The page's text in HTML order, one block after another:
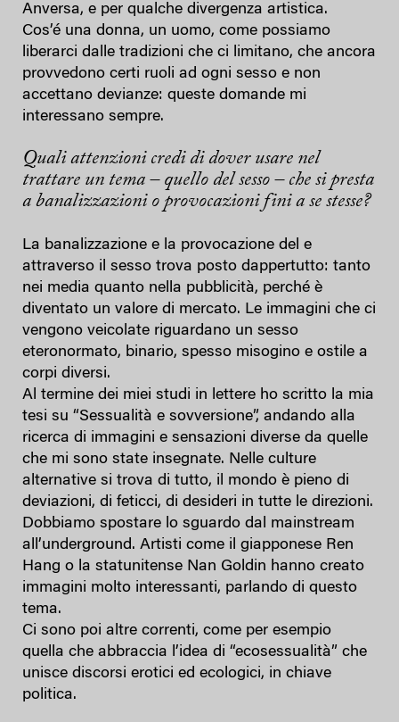
Anversa, e per qualche divergenza artistica.
Cos’é una donna, un uomo, come possiamo
liberarci dalle tradizioni che ci limitano, che ancora
provvedono certi ruoli ad ogni sesso e non
accettano devianze: queste domande mi
interessano sempre.
Quali attenzioni credi di dover usare nel
trattare un tema – quello del sesso – che si presta
a banalizzazioni o provocazioni fini a se stesse?
La banalizzazione e la provocazione del e
attraverso il sesso trova posto dappertutto: tanto
nei media quanto nella pubblicità, perché è
diventato un valore di mercato. Le immagini che ci
vengono veicolate riguardano un sesso
eteronormato, binario, spesso misogino e ostile a
corpi diversi.
Al termine dei miei studi in lettere ho scritto la mia
tesi su “Sessualità e sovversione”, andando alla
ricerca di immagini e sensazioni diverse da quelle
che mi sono state insegnate. Nelle culture
alternative si trova di tutto, il mondo è pieno di
deviazioni, di feticci, di desideri in tutte le direzioni.
Dobbiamo spostare lo sguardo dal mainstream
all’underground. Artisti come il giapponese Ren
Hang o la statunitense Nan Goldin hanno creato
immagini molto interessanti, parlando di questo
tema.
Ci sono poi altre correnti, come per esempio
quella che abbraccia l’idea di “ecosessualità” che
unisce discorsi erotici ed ecologici, in chiave
politica.